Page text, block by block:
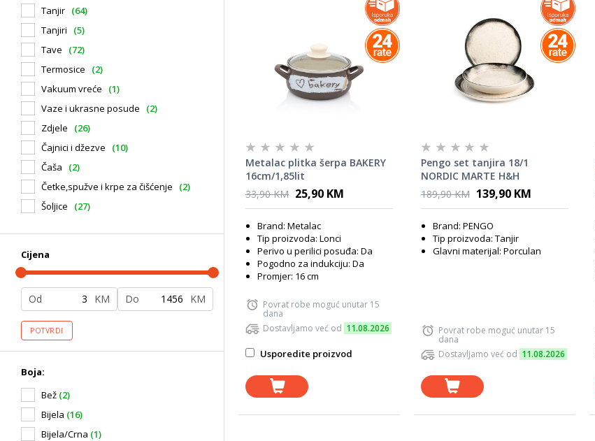
Tanjir (64)
Tanjiri
(5)
Tave
(72)
Termosice
(2)
Vakuum vreće
(1)
Vaze i ukrasne posude
(2)
Zdjele
(26)
Čajnici i džezve
(10)
Čaša
(2)
Četke,spužve i krpe za čišćenje
(2)
Šoljice
(27)
Cijena
Od KM Do KM
POTVRDI
Boja:
Bež (2)
Bijela (16)
Bijela/Crna (1)
Metalac plitka šerpa BAKERY
16cm/1,85lit
33,90 KM 25,90 KM
Brand: Metalac
Tip proizvoda: Lonci
Perivo u perilici posuđa: Da
Pogodno za indukciju: Da
Promjer: 16 cm
Povrat robe moguć unutar 15
dana
Dostavljamo već od 11.08.2026
Usporedite proizvod
Pengo set tanjira 18/1
NORDIC MARTE H&H
189,90 KM 139,90 KM
Brand: PENGO
Tip proizvoda: Tanjir
Glavni materijal: Porculan
Povrat robe moguć unutar 15
dana
Dostavljamo već od 11.08.2026